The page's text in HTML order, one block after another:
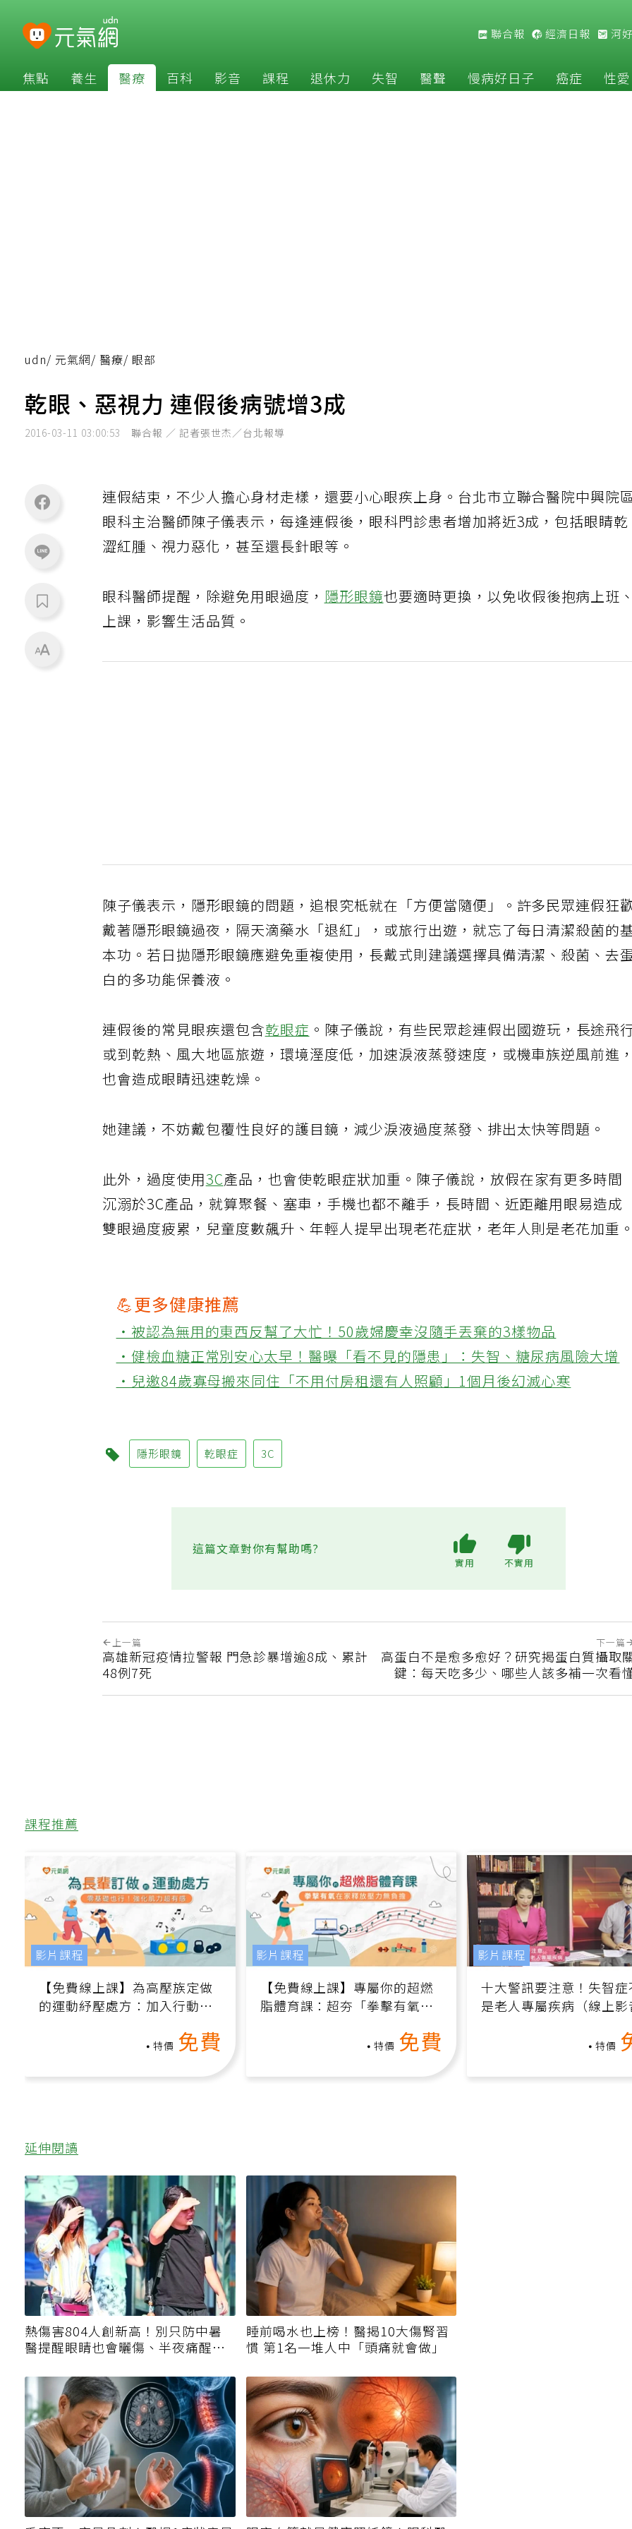
聯合報 經濟日報 河
焦點 養生 醫療 百科 影音 課程 退休力 失智 醫聲 慢病好日子 癌症 性愛
udn/ 元氣網/ 醫療/ 眼部
乾眼、惡視力 連假後病號增3成
2016-03-11 03:00:53 聯合報 ／ 記者張世杰／台北報導
連假結束，不少人擔心身材走樣，還要小心眼疾上身。台北市立聯合醫院中興院
眼科主治醫師陳子儀表示，每逢連假後，眼科門診患者增加將近3成，包括眼睛乾
澀紅腫、視力惡化，甚至還長針眼等。
眼科醫師提醒，除避免用眼過度，隱形眼鏡也要適時更換，以免收假後抱病上班
上課，影響生活品質。
陳子儀表示，隱形眼鏡的問題，追根究柢就在「方便當隨便」。許多民眾連假狂
戴著隱形眼鏡過夜，隔天滴藥水「退紅」，或旅行出遊，就忘了每日清潔殺菌的
本功。若日拋隱形眼鏡應避免重複使用，長戴式則建議選擇具備清潔、殺菌、去
白的多功能保養液。
連假後的常見眼疾還包含乾眼症 。陳子儀說，有些民眾趁連假出國遊玩，長途飛
或到乾熱、風大地區旅遊，環境溼度低，加速淚液蒸發速度，或機車族逆風前進
也會造成眼睛迅速乾燥。
她建議，不妨戴包覆性良好的護目鏡，減少淚液過度蒸發、排出太快等問題。
此外，過度使用3C產品，也會使乾眼症狀加重。陳子儀說，放假在家有更多時間
沉溺於3C產品，就算聚餐、塞車，手機也都不離手，長時間、近距離用眼易造成
雙眼過度疲累，兒童度數飆升、年輕人提早出現老花症狀，老年人則是老花加重
💪更多健康推薦
‧被認為無用的東西反幫了大忙！50歲婦慶幸沒隨手丟棄的3樣物品
‧健檢血糖正常別安心太早！醫曝「看不見的隱患」：失智、糖尿病風險大增
‧兒邀84歲寡母搬來同住「不用付房租還有人照顧」1個月後幻滅心寒
隱形眼鏡 乾眼症 3C
這篇文章對你有幫助嗎?
實用 不實用
上一篇
高雄新冠疫情拉警報 門急診暴增逾8成、累計
48例7死
下一篇
高蛋白不是愈多愈好？研究揭蛋白質攝取
鍵：每天吃多少、哪些人該多補一次看
課程推薦
【免費線上課】為高壓族定做
的運動紓壓處方：加入行動、
增肌、互動元素，0基礎也能
免費
影片課程
【免費線上課】專屬你的超燃
脂體育課：超夯「拳擊有氧」
高壓族在家釋放壓力無負擔
免費
影片課程
十大警訊要注意！失智
是老人專屬疾病（線上
影片課程
延伸閱讀
熱傷害804人創新高！別只防中暑
醫提醒眼睛也會曬傷、半夜痛醒是
警訊
睡前喝水也上榜！醫揭10大傷腎習
慣 第1名一堆人中「頭痛就會做」